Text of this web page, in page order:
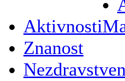
Aktivnosti
Znanost